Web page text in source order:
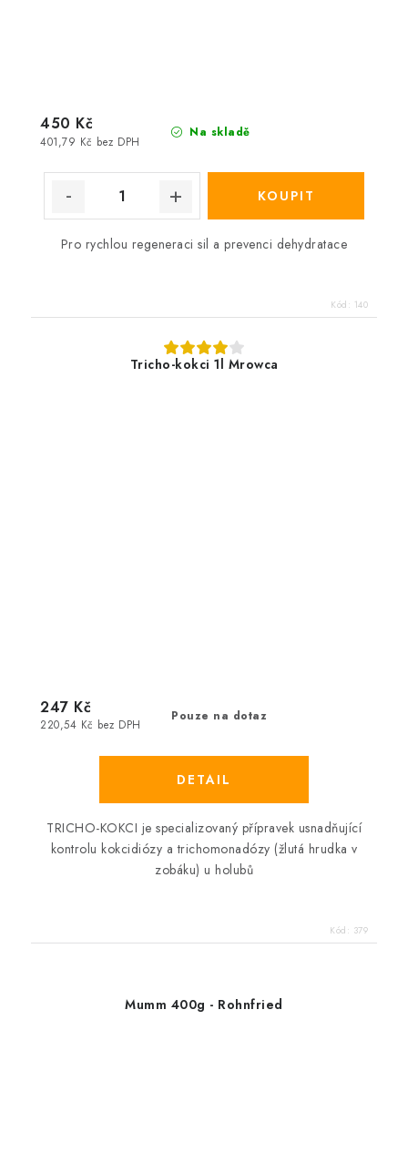
Na skladě
401,79 Kč bez DPH
450 Kč
Pro rychlou regeneraci sil a prevenci dehydratace
Kód: 140
Tricho-kokci 1l Mrowca
Pouze na dotaz
220,54 Kč bez DPH
247 Kč
TRICHO-KOKCI je specializovaný přípravek usnadňující
kontrolu kokcidiózy a trichomonadózy (žlutá hrudka v
zobáku) u holubů
Kód: 379
Mumm 400g - Rohnfried